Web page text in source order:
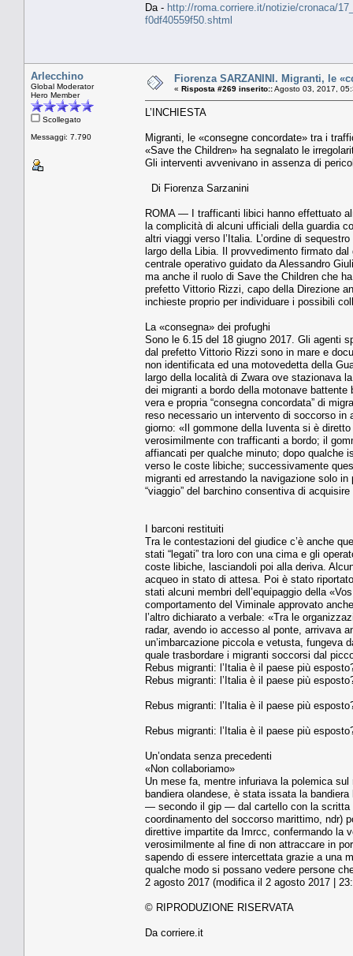
Da - http://roma.corriere.it/notizie/cronaca/
f0df40559f50.shtml
Arlecchino
Global Moderator
Hero Member
Scollegato
Messaggi: 7.790
Fiorenza SARZANINI. Migranti, le
« Risposta #269 inserito::Agosto 03, 2017,
L’INCHIESTA
Migranti, le «consegne concordate» tra i
«Save the Children» ha segnalato le
Gli interventi avvenivano in assenza di
Di Fiorenza Sarzanini
ROMA — I trafficanti libici hanno effettuato
la complicità di alcuni ufficiali della guardia
altri viaggi verso l’Italia. L’ordine di
largo della Libia. Il provvedimento firmato
centrale operativo guidato da Alessandro
ma anche il ruolo di Save the Children che
prefetto Vittorio Rizzi, capo della Direzione
inchieste proprio per individuare i possibili
La «consegna» dei profughi
Sono le 6.15 del 18 giugno 2017. Gli agenti
dal prefetto Vittorio Rizzi sono in mare e
non identificata ed una motovedetta della
largo della località di Zwara ove stazionava
dei migranti a bordo della motonave
vera e propria “consegna concordata” di
reso necessario un intervento di soccorso in
giorno: «Il gommone della Iuventa si è
verosimilmente con trafficanti a bordo; il
affiancati per qualche minuto; dopo qualche
verso le coste libiche; successivamente
migranti ed arrestando la navigazione solo
“viaggio” del barchino consentiva di
I barconi restituiti
Tra le contestazioni del giudice c’è anche
stati “legati” tra loro con una cima e gli
coste libiche, lasciandoli poi alla deriva.
acqueo in stato di attesa. Poi è stato
stati alcuni membri dell’equipaggio della
comportamento del Viminale approvato
l’altro dichiarato a verbale: «Tra le
radar, avendo io accesso al ponte, arrivava
un’imbarcazione piccola e vetusta, fungeva
quale trasbordare i migranti soccorsi dal
Rebus migranti: l’Italia è il paese più
Rebus migranti: l’Italia è il paese più
Rebus migranti: l’Italia è il paese più
Rebus migranti: l’Italia è il paese più
Un’ondata senza precedenti
«Non collaboriamo»
Un mese fa, mentre infuriava la polemica
bandiera olandese, è stata issata la
— secondo il gip — dal cartello con la scritta
coordinamento del soccorso marittimo, ndr)
direttive impartite da Imrcc, confermando la
verosimilmente al fine di non attraccare in
sapendo di essere intercettata grazie a una
qualche modo si possano vedere persone
2 agosto 2017 (modifica il 2 agosto 2017 |
© RIPRODUZIONE RISERVATA
Da corriere.it